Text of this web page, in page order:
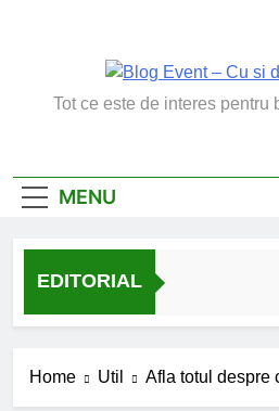
Blog
Tot ce este de interes pentru
MENU
EDITORIAL
5
Home Util Afla totul despre